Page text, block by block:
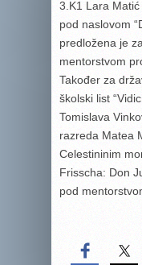
3.K1 Lara
pod naslovom
predložena je
mentorstvom
Također za
školski list
Tomislava
razreda Matea
Celestininim
Frisscha: Don
pod